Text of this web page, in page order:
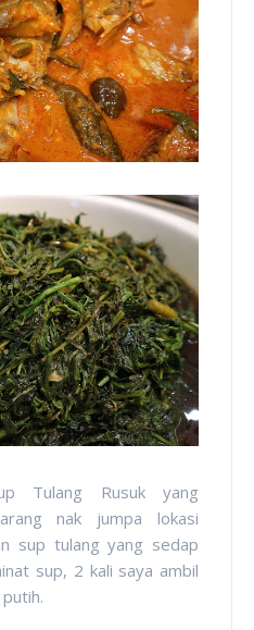
Tulang Rusuk yang
nak jumpa lokasi
sup tulang yang sedap
sup, 2 kali saya ambil